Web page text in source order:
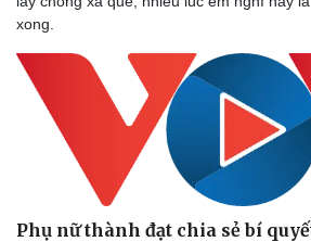
Sân khấu - Điện ảnh
Văn học
Giải trí
Nghệ sĩ
Thời
xong.
Phụ nữ thành đạt chia sẻ bí